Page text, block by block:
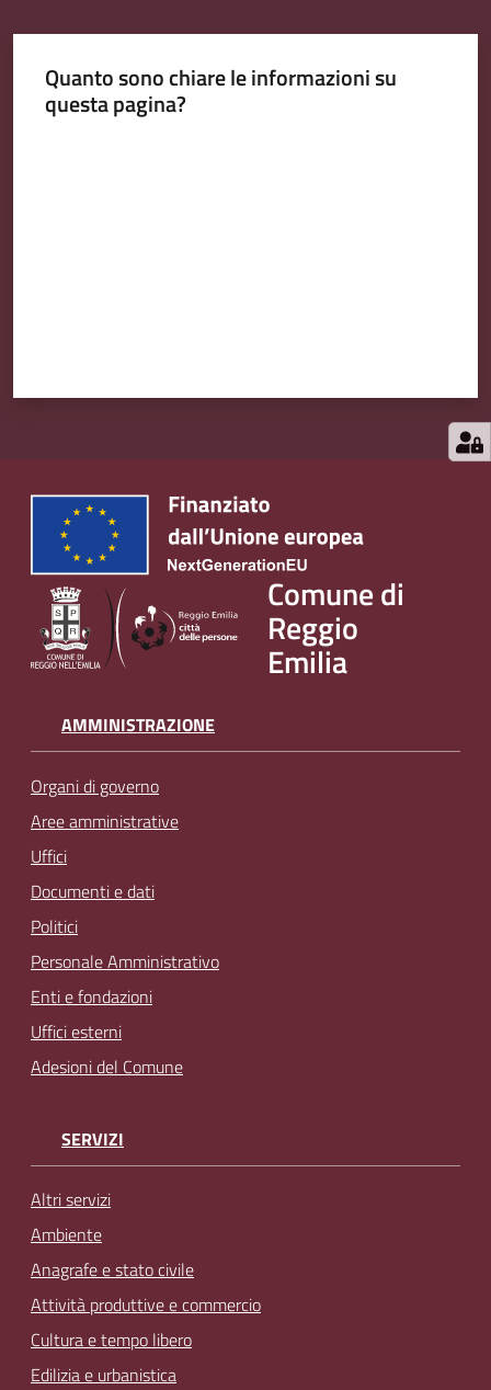
Quanto sono chiare le informazioni su
questa pagina?
Comune di
Reggio
Emilia
AMMINISTRAZIONE
Organi di governo
Aree amministrative
Uffici
Documenti e dati
Politici
Personale Amministrativo
Enti e fondazioni
Uffici esterni
Adesioni del Comune
SERVIZI
Altri servizi
Ambiente
Anagrafe e stato civile
Attività produttive e commercio
Cultura e tempo libero
Edilizia e urbanistica